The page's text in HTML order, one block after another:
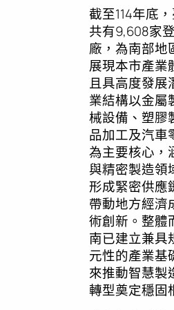
截至114年底
共有9,608家
廠，為南部地
展現本市產業
且具高度發展
業結構以金屬
械設備、塑膠
品加工及汽車
為主要核心，
與精密製造領
形成緊密供應
帶動地方經濟
術創新。整體
南已建立兼具
元性的產業基
來推動智慧製
轉型奠定穩固